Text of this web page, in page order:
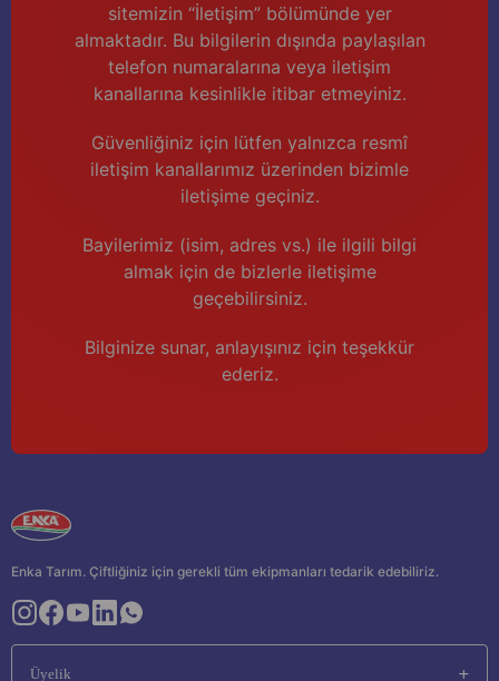
sitemizin “İletişim” bölümünde yer
almaktadır. Bu bilgilerin dışında paylaşılan
telefon numaralarına veya iletişim
kanallarına kesinlikle itibar etmeyiniz.
Güvenliğiniz için lütfen yalnızca resmî
iletişim kanallarımız üzerinden bizimle
iletişime geçiniz.
Bayilerimiz (isim, adres vs.) ile ilgili bilgi
almak için de bizlerle iletişime
geçebilirsiniz.
Bilginize sunar, anlayışınız için teşekkür
ederiz.
Enka Tarım. Çiftliğiniz için gerekli tüm ekipmanları tedarik edebiliriz.
Üyelik